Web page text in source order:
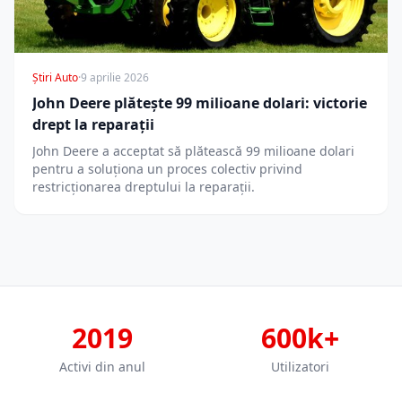
Știri Auto·9 aprilie 2026
John Deere plătește 99 milioane dolari: victorie
drept la reparații
John Deere a acceptat să plătească 99 milioane dolari
pentru a soluționa un proces colectiv privind
restricționarea dreptului la reparații.
2019
Activi din anul
600k+
Utilizatori